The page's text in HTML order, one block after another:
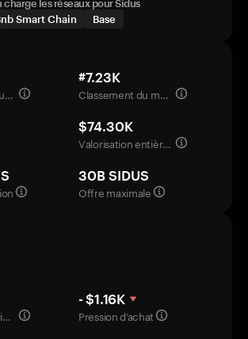
charge les réseaux pour Sidus
Smart Chain Base
Capitalisation boursière
#7.23K
Classement du marché
$74.30K
Valorisation entièrement diluée
30B SIDUS
Offre maximale
Acheteurs expérimentés
- $1.16K
Pression d’achat